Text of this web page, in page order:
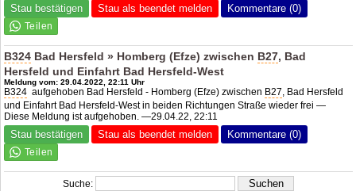
Stau bestätigen Stau als beendet melden Kommentare (0)
B324 Bad Hersfeld » Homberg (Efze) zwischen B27, Bad
Hersfeld und Einfahrt Bad Hersfeld-West
Meldung vom: 29.04.2022, 22:11 Uhr
B324 aufgehoben Bad Hersfeld - Homberg (Efze) zwischen B27, Bad Hersfeld
und Einfahrt Bad Hersfeld-West in beiden Richtungen Straße wieder frei —
Diese Meldung ist aufgehoben. —29.04.22, 22:11
Stau bestätigen Stau als beendet melden Kommentare (0)
Suche: